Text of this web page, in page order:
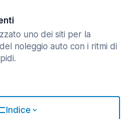
uno dei siti per la
noleggio auto con i ritmi di
Indice